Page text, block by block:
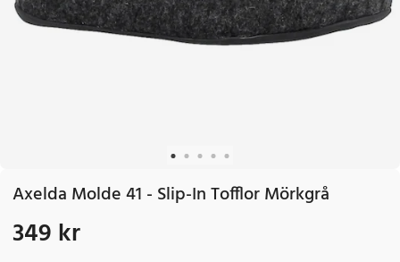
Axelda Molde 41 - Slip-In Tofflor Mörkgrå
Pris:349 kr
349 kr